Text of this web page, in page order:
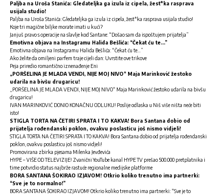
Paljba na Uroša Stanića: Gledateljka ga izula iz cipela, žest*ka rasprava
usijala studio!
Paljba na Uroša Stanića: Gledateljka ga izula iz cipela, žest*ka rasprava usijala studio!
Koje tri magične biljke morate imati u kući?
Janjuš pravo s operacije na slavlje kod Santane: “Došao sam da ispoštujem prijatelja”
Emotivna objava na Instagramu Halida Bešlića: “Čekat ću te…”
Emotivna objava na Instagramu Halida Bešlića: “Čekat ću te…”
Ako želite da omiljeni parfem traje cijeli dan: Uvrstite ove trikove
Peja priredio romantično iznenađenje Eni
„PORŠELINA JE MLADA VENDI, NIJE MOJ NIVO“ Maja Marinković žestoko
udarila na bivšu drugaricu!
„PORŠELINA JE MLADA VENDI, NIJE MOJ NIVO“ Maja Marinković žestoko udarila na bivšu
drugaricu!
IVAN MARINKOVIĆ DONIO KONAČNU ODLUKU! Poslije odlaska u Niš više ništa neće biti
isto!
STIGLA TORTA NA ČETIRI SPRATA I TO KAKVA! Bora Santana dobio od
prijatelja rođendanski poklon, ovakvu poslasticu još nismo vidjeli!
STIGLA TORTA NA ČETIRI SPRATA I TO KAKVA! Bora Santana dobio od prijatelja rođendanski
poklon, ovakvu poslasticu još nismo vidjeli!
Promovirana zbirka pjesama Milenka Jevđevića
HYPE – VIŠE OD TELEVIZIJE! Zvanični YouTube kanal HYPE TV prešao 500.000 pretplatnika i
time potvrdio status najbrže rastuće regionalne medijske platforme
BORA SANTANA ŠOKIRAO IZJAVOM! Otkrio koliko trenutno ima partnerki:
“Sve je to normalno!”
BORA SANTANA ŠOKIRAO IZJAVOM! Otkrio koliko trenutno ima partnerki: “Sve je to